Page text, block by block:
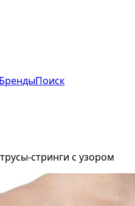
БрендыПоиск
стринги с узором